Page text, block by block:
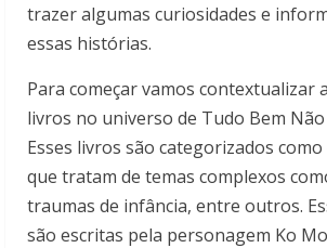
trazer algumas curiosidades e
essas histórias.
Para começar vamos contextualizar
livros no universo de Tudo Bem
Esses livros são categorizados
que tratam de temas complexos
traumas de infância, entre outros.
são escritas pela personagem Ko